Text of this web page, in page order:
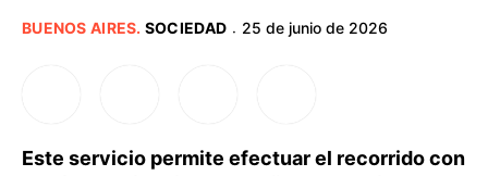
BUENOS AIRES. SOCIEDAD · 25 de junio de 2026
Este servicio permite efectuar el recorrido con